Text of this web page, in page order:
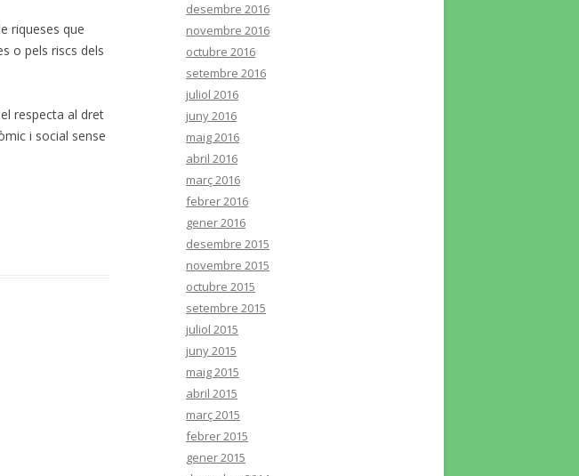
riqueses que
o pels riscs dels
respecta al dret
i social sense
desembre 2016
novembre 2016
octubre 2016
setembre 2016
juliol 2016
juny 2016
maig 2016
abril 2016
març 2016
febrer 2016
gener 2016
desembre 2015
novembre 2015
octubre 2015
setembre 2015
juliol 2015
juny 2015
maig 2015
abril 2015
març 2015
febrer 2015
gener 2015